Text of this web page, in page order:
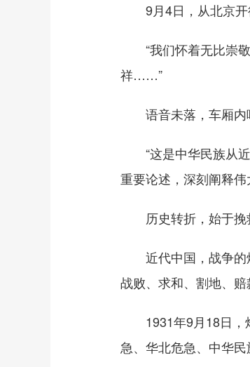
9月4日，从北京开
“我们怀着无比崇敬
祥……”
语音未落，车厢内
“这是中华民族从近
重要论述，深刻阐释伟
历史转折，始于挽
近代中国，战争的
战败、求和、割地、赔
1931年9月18日，
急、华北危急、中华民